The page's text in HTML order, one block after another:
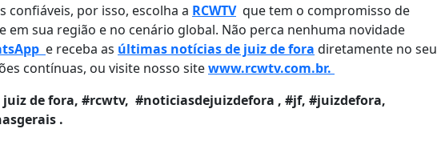
confiáveis, por isso, escolha a RCWTVque tem o compromisso de
sua região e no cenário global. Não perca nenhuma novidade
e receba as últimas notícias de juiz de fora diretamente no seu
contínuas, ou visite nosso sitewww.rcwtv.com.br.
de fora, #rcwtv, #noticiasdejuizdefora , #jf, #juizdefora,
.